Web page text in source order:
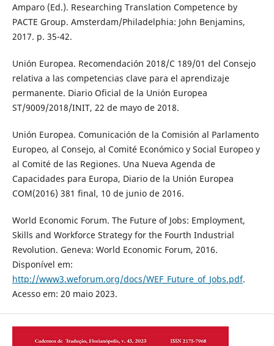
Amparo (Ed.). Researching Translation Competence by
PACTE Group. Amsterdam/Philadelphia: John Benjamins,
2017. p. 35-42.
Unión Europea. Recomendación 2018/C 189/01 del Consejo
relativa a las competencias clave para el aprendizaje
permanente. Diario Oficial de la Unión Europea
ST/9009/2018/INIT, 22 de mayo de 2018.
Unión Europea. Comunicación de la Comisión al Parlamento
Europeo, al Consejo, al Comité Económico y Social Europeo y
al Comité de las Regiones. Una Nueva Agenda de
Capacidades para Europa, Diario de la Unión Europea
COM(2016) 381 final, 10 de junio de 2016.
World Economic Forum. The Future of Jobs: Employment,
Skills and Workforce Strategy for the Fourth Industrial
Revolution. Geneva: World Economic Forum, 2016.
Disponível em:
http://www3.weforum.org/docs/WEF_Future_of_Jobs.pdf.
Acesso em: 20 maio 2023.